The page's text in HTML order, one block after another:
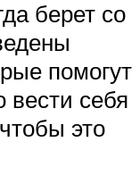
берет со
помогут
вести себя
это